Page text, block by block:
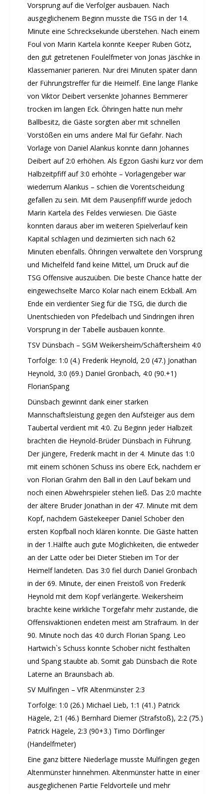
Schwimmen
Sportabzeichen
Tennis
Tischtennis
KURSANGEBOTE
Fit & Gesund – Gesundheitskurs
Kinderturnen
Schwimmkurse
Yoga
TERMINE
Termine Events
Vereinsbus
Besprechungszimmer
Heimwettkämpfe Veranstaltungen
BERICHTE
Downloads & Formulare
Mitgliedschaft
Fanartikel
Links
GALERIEN
Sommernachtsfest 2026
14. Kinder-Sport-Spiele 2026
Sportabzeichen Ehrung 2025
Chronik 2025, Teil 1+2
Seniorennachmittag 7.10.25
Sommernachtsfest 2025
13. Kinder-Sport-Spiele 2025
12. Kinder-Sport-Spiele 2024
Mitarbeiterfest 2023
11. Kinder-Sport-Spiele 2023
Mitarbeiterfest 2022
Sommernachtsfest 2022
Mitarbeiterfest 2019
Seniorennachmittag 2019
Sportabzeichenehrung 2021
Sportabzeichenehrung 2018
Gauehrenriege
Mitarbeiterfest 2018
Sommernachtsfest 2018
9. Kinder-Sport-Spiele 2018
Öhringer Stadtlauf 2018
Archiv 2017
Archiv 2015
FSJ
Vorsprung auf die Verfolger ausbauen. Nach
ausgeglichenem Beginn musste die TSG in der 14.
Minute eine Schrecksekunde überstehen. Nach einem
Foul von Marin Kartela konnte Keeper Ruben Götz,
den gut getretenen Foulelfmeter von Jonas Jäschke in
Klassemanier parieren. Nur drei Minuten später dann
der Führungstreffer für die Heimelf. Eine lange Flanke
von Viktor Deibert versenkte Johannes Bemmerer
trocken im langen Eck. Öhringen hatte nun mehr
Ballbesitz, die Gäste sorgten aber mit schnellen
Vorstößen ein ums andere Mal für Gefahr. Nach
Vorlage von Daniel Alankus konnte dann Johannes
Deibert auf 2:0 erhöhen. Als Egzon Gashi kurz vor dem
Halbzeitpfiff auf 3:0 erhöhte – Vorlagengeber war
wiederrum Alankus – schien die Vorentscheidung
gefallen zu sein. Mit dem Pausenpfiff wurde jedoch
Marin Kartela des Feldes verwiesen. Die Gäste
konnten daraus aber im weiteren Spielverlauf kein
Kapital schlagen und dezimierten sich nach 62
Minuten ebenfalls. Öhringen verwaltete den Vorsprung
und Michelfeld fand keine Mittel, um Druck auf die
TSG Offensive auszuüben. Die beste Chance hatte der
eingewechselte Marco Kolar nach einem Eckball. Am
Ende ein verdienter Sieg für die TSG, die durch die
Unentschieden von Pfedelbach und Sindringen ihren
Vorsprung in der Tabelle ausbauen konnte.
TSV Dünsbach – SGM Weikersheim/Schäftersheim 4:0
Torfolge: 1:0 (4.) Frederik Heynold, 2:0 (47.) Jonathan
Heynold, 3:0 (69.) Daniel Gronbach, 4:0 (90.+1)
FlorianSpang
Dünsbach gewinnt dank einer starken
Mannschaftsleistung gegen den Aufsteiger aus dem
Taubertal verdient mit 4:0. Zu Beginn jeder Halbzeit
brachten die Heynold-Brüder Dünsbach in Führung.
Der jüngere, Frederik macht in der 4. Minute das 1:0
mit einem schönen Schuss ins obere Eck, nachdem er
von Florian Grahm den Ball in den Lauf bekam und
noch einen Abwehrspieler stehen ließ. Das 2:0 machte
der ältere Bruder Jonathan in der 47. Minute mit dem
Kopf, nachdem Gästekeeper Daniel Schober den
ersten Kopfball noch klären konnte. Die Gäste hatten
in der 1.Hälfte auch gute Möglichkeiten, die entweder
an der Latte oder bei Dieter Stieben im Tor der
Heimelf landeten. Das 3:0 fiel durch Daniel Gronbach
in der 69. Minute, der einen Freistoß von Frederik
Heynold mit dem Kopf verlängerte. Weikersheim
brachte keine wirkliche Torgefahr mehr zustande, die
Offensivaktionen endeten meist am Strafraum. In der
90. Minute noch das 4:0 durch Florian Spang. Leo
Hartwich`s Schuss konnte Schober nicht festhalten
und Spang staubte ab. Somit gab Dünsbach die Rote
Laterne an Braunsbach ab.
SV Mulfingen – VfR Altenmünster 2:3
Torfolge: 1:0 (26.) Michael Lieb, 1:1 (41.) Patrick
Hägele, 2:1 (46.) Bernhard Diemer (Strafstoß), 2:2 (75.)
Patrick Hägele, 2:3 (90+3.) Timo Dörflinger
(Handelfmeter)
Eine ganz bittere Niederlage musste Mulfingen gegen
Altenmünster hinnehmen. Altenmünster hatte in einer
ausgeglichenen Partie Feldvorteile und mehr